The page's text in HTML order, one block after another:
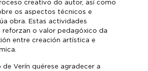
creativo do autor, así como
os aspectos técnicos e
obra. Estas actividades
reforzan o valor pedagóxico da
entre creación artística e
de Verín quérese agradecer a